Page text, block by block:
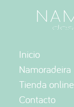
Inicio
Namoradeira
Tienda online
Contacto